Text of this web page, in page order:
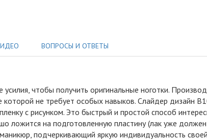
ВОПРОСЫ И ОТВЕТЫ
чтобы получить оригинальные ноготки.
не требует особых навыков. Слайдер дизайн
с рисунком. Это быстрый и простой способ
ложится на подготовленную пластину (лак уже
подчеркивающий яркую индивидуальность